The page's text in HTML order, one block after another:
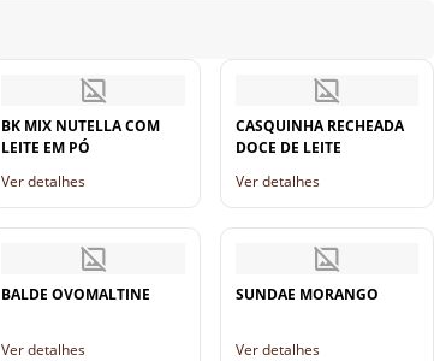
BK MIX NUTELLA COM
LEITE EM PÓ
Ver detalhes
CASQUINHA RECHEADA
DOCE DE LEITE
Ver detalhes
BALDE OVOMALTINE
Ver detalhes
SUNDAE MORANGO
Ver detalhes